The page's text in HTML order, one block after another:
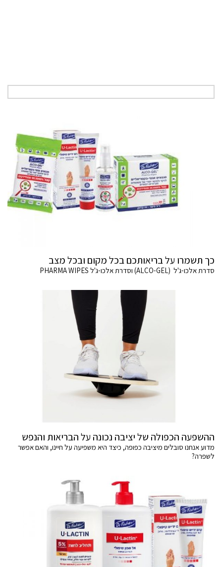
כך תשמרו על בריאותכם בכל מקום ובכל מצב
סדרת אלכו-ג'ל (ALCO-GEL) וסדרת אלכו-ג'ל PHARMA WIPES
ההשפעה הכפולה של יציבה נכונה על הבריאות והנפש
מדוע אנחנו סובלים מיציבה כפופה, כיצד היא משפיעה על חיינו, והאם אפשר
לשפרה?